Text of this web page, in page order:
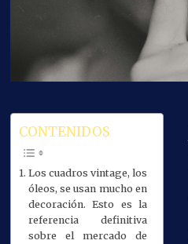
CONTENIDOS
Los cuadros vintage, los
óleos, se usan mucho en
decoración. Esto es la
referencia definitiva
sobre el mercado de